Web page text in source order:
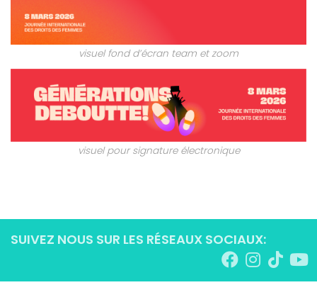
visuel fond d’écran team et zoom
visuel pour signature électronique
SUIVEZ NOUS SUR LES RÉSEAUX SOCIAUX: